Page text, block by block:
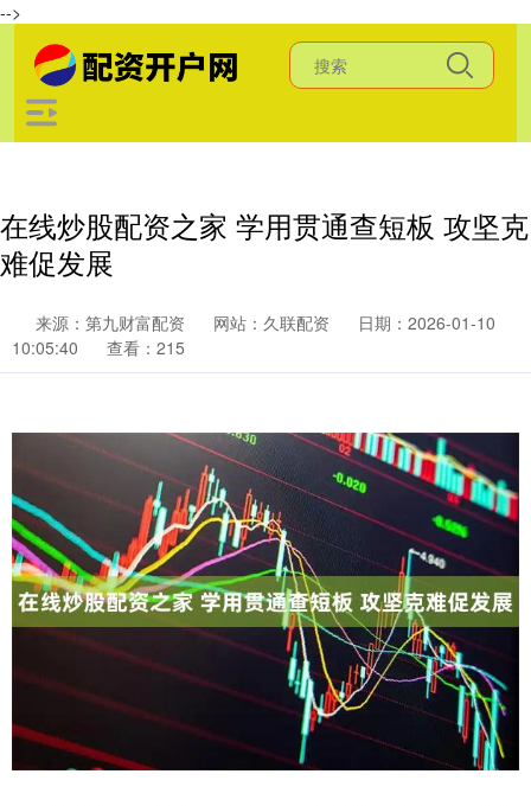
-->
在线炒股配资之家 学用贯通查短板 攻坚克
难促发展
来源：第九财富配资 网站：久联配资
日期：2026-01-10
10:05:40
查看：215